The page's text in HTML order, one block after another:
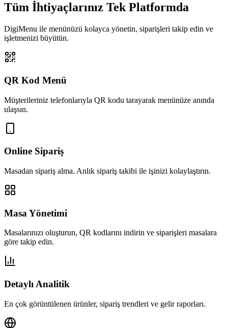
Tüm İhtiyaçlarınız Tek Platformda
DigiMenu ile menünüzü kolayca yönetin, siparişleri takip edin ve
işletmenizi büyütün.
QR Kod Menü
Müşterileriniz telefonlarıyla QR kodu tarayarak menünüze anında
ulaşsın.
Online Sipariş
Masadan sipariş alma. Anlık sipariş takibi ile işinizi kolaylaştırın.
Masa Yönetimi
Masalarınızı oluşturun, QR kodlarını indirin ve siparişleri masalara
göre takip edin.
Detaylı Analitik
En çok görüntülenen ürünler, sipariş trendleri ve gelir raporları.